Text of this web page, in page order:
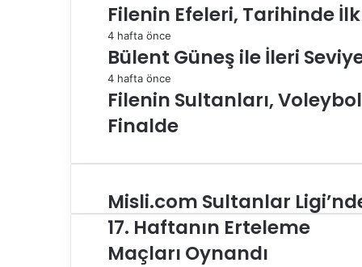
Filenin Efeleri, Tarihinde
4 hafta önce
Bülent Güneş ile İleri
4 hafta önce
Filenin Sultanları,
Finalde
M
i
l
Misli.com Sultanlar
17. Haftanın Erteleme
Maçları Oynandı